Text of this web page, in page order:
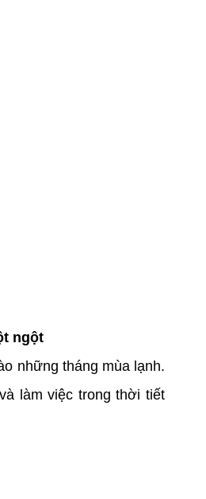
ngột
những tháng mùa lạnh.
làm việc trong thời tiết